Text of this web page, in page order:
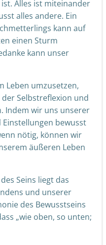
Alles ist miteinander
alles andere. Ein
kann auf
einen Sturm
kann unser
Leben umzusetzen,
Selbstreflexion und
Indem wir uns unserer
bewusst
nötig, können wir
äußeren Leben
Seins liegt das
und unserer
des Bewusstseins
„wie oben, so unten;